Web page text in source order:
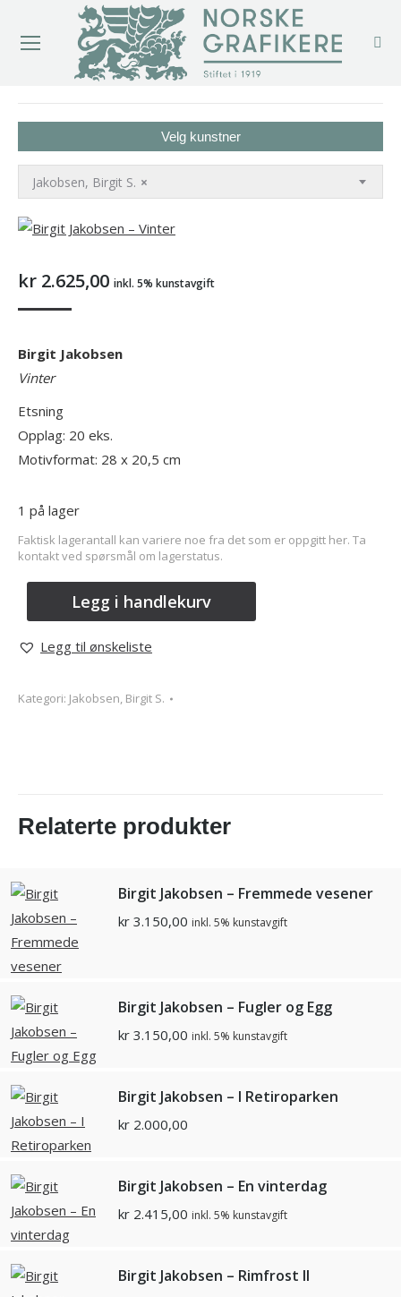
Velg kunstner
×
Jakobsen, Birgit S.
kr 2.625,00 inkl. 5% kunstavgift
Birgit Jakobsen
Vinter
Etsning
Opplag: 20 eks.
Motivformat: 28 x 20,5 cm
1 på lager
Faktisk lagerantall kan variere noe fra det som er oppgitt her. Ta
kontakt ved spørsmål om lagerstatus.
Legg i handlekurv
Legg til ønskeliste
Kategori: Jakobsen, Birgit S.
Relaterte produkter
Birgit Jakobsen – Fremmede vesener
kr 3.150,00 inkl. 5% kunstavgift
Birgit Jakobsen – Fugler og Egg
kr 3.150,00 inkl. 5% kunstavgift
Birgit Jakobsen – I Retiroparken
kr 2.000,00
Birgit Jakobsen – En vinterdag
kr 2.415,00 inkl. 5% kunstavgift
Birgit Jakobsen – Rimfrost II